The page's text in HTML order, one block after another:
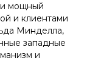
и мощный
и клиентами
Минделла,
западные
и